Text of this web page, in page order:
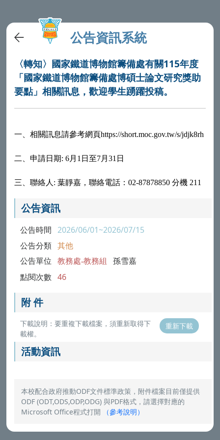
公告資訊系統
〈轉知〉國家鐵道博物館籌備處有關115年度
「國家鐵道博物館籌備處博碩士論文研究獎助
要點」相關訊息，歡迎學生踴躍投稿。
一、相關訊息請參考網頁https://short.moc.gov.tw/s/jdjk8rh
二、 申請日期: 6月1日至7月31日
三、聯絡人: 葉靜嘉，聯絡電話：02-87878850 分機 211
公告資訊
公告時間 2026/06/01~2026/07/15
公告分類 其他
公告單位 教務處-教務組 孫雪嘉
點閱次數 46
附 件
下載說明：要重複下載檔案，須重新取得下
載權。
重新下載
活動資訊
本校配合政府推動ODF文件標準政策，附件檔案目前僅提供
ODF (ODT,ODS,ODP,ODG) 與PDF格式，請選擇對應的
Microsoft Office程式打開
（參考說明）